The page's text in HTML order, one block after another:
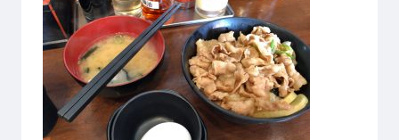
こども科
東京エアトラベル・ホテル専門学校
英語キャリア科
ホテル科
ブライダル科
エアラインサービス科
観光・ツーリズム科
鉄道交通科